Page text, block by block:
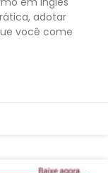
adotar
você come